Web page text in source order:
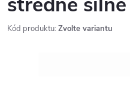
Kód produktu: Zvolte variantu